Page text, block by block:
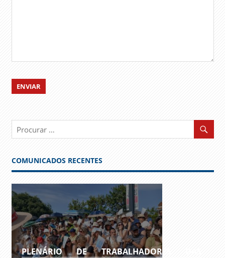
COMUNICADOS RECENTES
PLENÁRIO DE TRABALHADORES DAS